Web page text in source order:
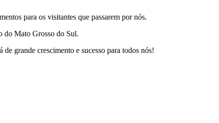
para os visitantes que passarem por nós.
do Mato Grosso do Sul.
grande crescimento e sucesso para todos nós!